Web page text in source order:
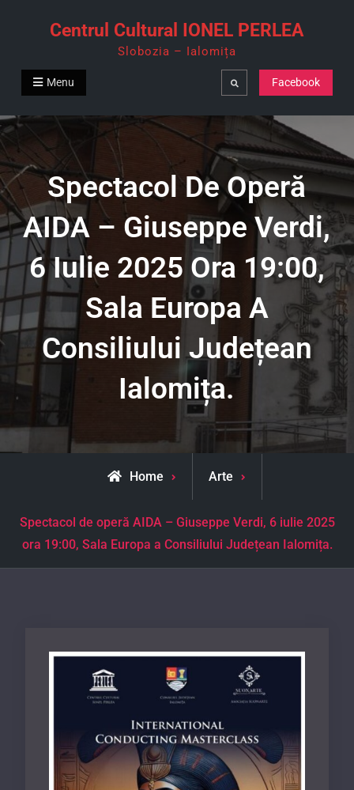
Centrul Cultural IONEL PERLEA
Slobozia – Ialomița
Menu Search Facebook
Spectacol De Operă
AIDA – Giuseppe Verdi,
6 Iulie 2025 Ora 19:00,
Sala Europa A
Consiliului Județean
Ialomița.
Home Arte
Spectacol de operă AIDA – Giuseppe Verdi, 6 iulie 2025
ora 19:00, Sala Europa a Consiliului Județean Ialomița.